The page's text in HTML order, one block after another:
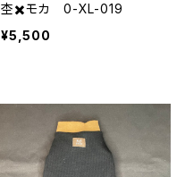
杢✖️モカ 0-XL-019
¥5,500